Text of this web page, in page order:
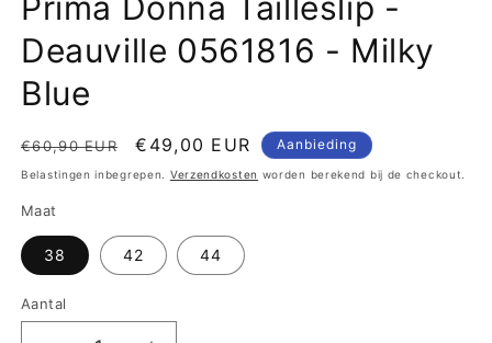
Deauville 0561816 - Milky
Blue
Normale
prijs
€60,90 EUR Aanbiedingsprijs
€49,00 EUR Aanbieding
Belastingen inbegrepen. Verzendkosten worden berekend bij de checkout.
Maat
38 42 44
Aantal